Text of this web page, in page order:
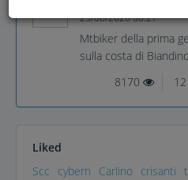
25/06/2026 08:27
Mtbiker della prima
sulla costa di
8170
12
Liked
Scc
cybern Carlino crisanti